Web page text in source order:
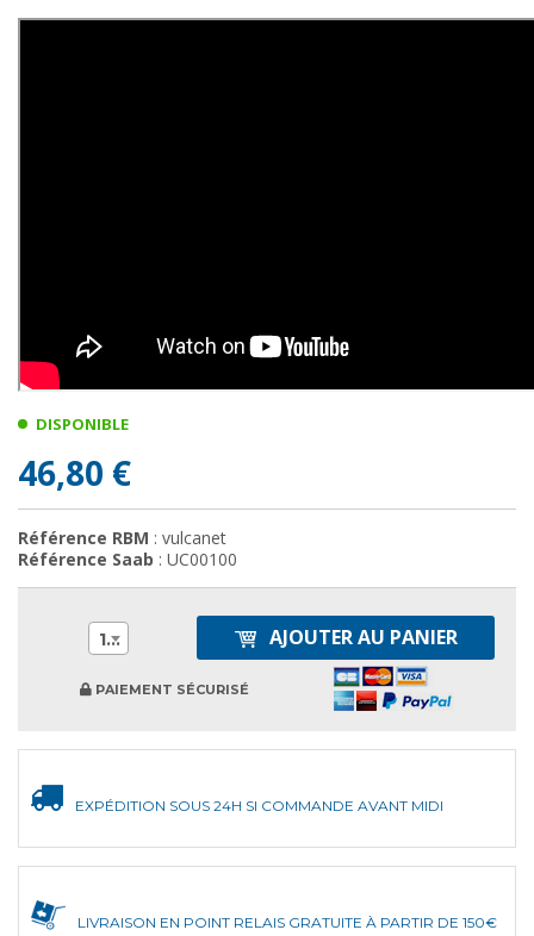
DISPONIBLE
46,80 €
Référence RBM : vulcanet
Référence Saab : UC00100
1 AJOUTER AU PANIER
PAIEMENT SÉCURISÉ
EXPÉDITION SOUS 24H SI COMMANDE AVANT MIDI
LIVRAISON EN POINT RELAIS GRATUITE À PARTIR DE 150€